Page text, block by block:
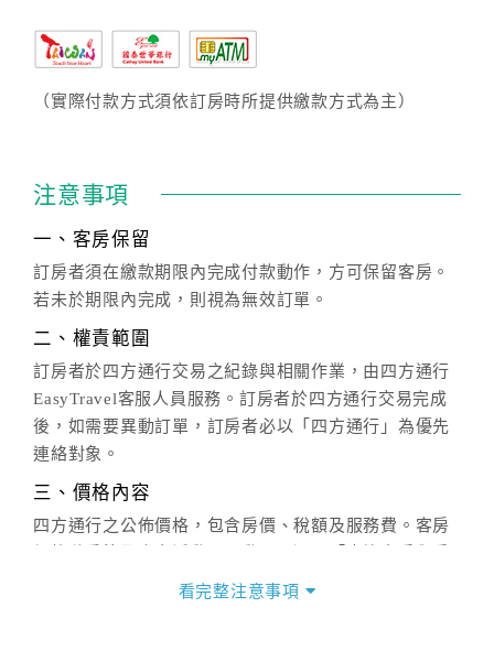
（實際付款方式須依訂房時所提供繳款方式為主）
注意事項
一、客房保留
訂房者須在繳款期限內完成付款動作，方可保留客房。
若未於期限內完成，則視為無效訂單。
二、權責範圍
訂房者於四方通行交易之紀錄與相關作業，由四方通行
EasyTravel客服人員服務。訂房者於四方通行交易完成
後，如需要異動訂單，訂房者必以「四方通行」為優先
連絡對象。
三、價格內容
四方通行之公佈價格，包含房價、稅額及服務費。客房
價」之當日價格為標準。
看完整注意事項